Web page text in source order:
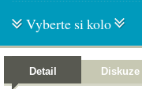
Vyberte si kolo
Detail Diskuze